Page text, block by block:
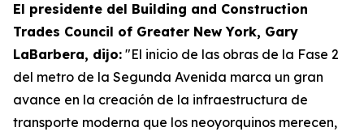
El presidente del Building and Construction
Trades Council of Greater New York, Gary
LaBarbera, dijo: "El inicio de las obras de la Fase 2
del metro de la Segunda Avenida marca un gran
avance en la creación de la infraestructura de
transporte moderna que los neoyorquinos merecen,